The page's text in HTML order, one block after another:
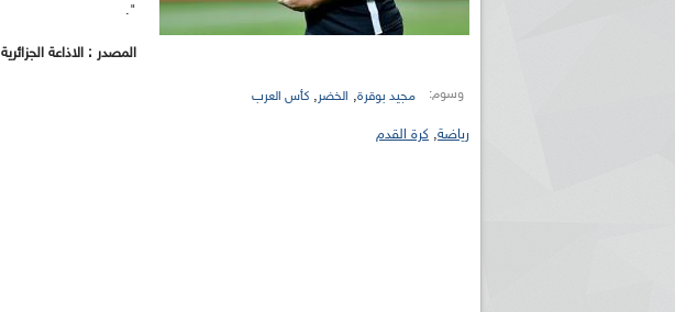
".
المصدر : الاذاعة الجزائرية
وسوم: مجيد بوقرة, الخضر, كأس العرب
رياضة, كرة القدم